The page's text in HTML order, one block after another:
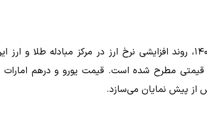
از مرز ۱۴۶ هزار تومان در تاریخ ۱۵ اردیبهشت ۱۴۰۵، روند افزایشی نرخ ارز در مرکز مبادله طلا و
مطرح شده است. قیمت یورو و درهم امارات
از پیش نمایان می‌سازد.